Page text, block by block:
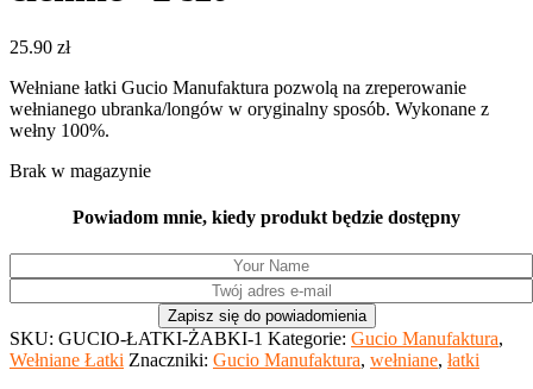
25.90 zł
Wełniane łatki Gucio Manufaktura pozwolą na zreperowanie
wełnianego ubranka/longów w oryginalny sposób. Wykonane z
wełny 100%.
Brak w magazynie
Powiadom mnie, kiedy produkt będzie dostępny
SKU: GUCIO-ŁATKI-ŻABKI-1 Kategorie: Gucio Manufaktura,
Wełniane Łatki Znaczniki: Gucio Manufaktura, wełniane, łatki